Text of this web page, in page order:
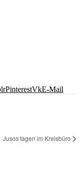
PinterestVkE-Mail
Jusos tagen im Kreisbüro